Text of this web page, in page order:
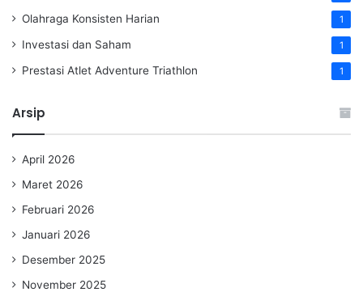
Olahraga Konsisten Harian 1
Investasi dan Saham 1
Prestasi Atlet Adventure Triathlon 1
Arsip
April 2026
Maret 2026
Februari 2026
Januari 2026
Desember 2025
November 2025